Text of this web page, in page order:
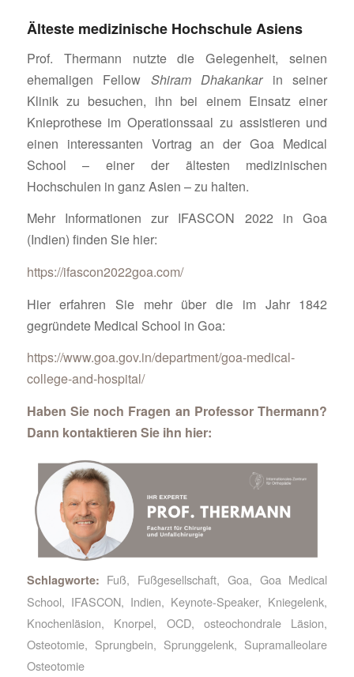
Älteste medizinische Hochschule Asiens
Prof. Thermann nutzte die Gelegenheit, seinen
ehemaligen Fellow Shiram Dhakankarin seiner
Klinik zu besuchen, ihn bei einem Einsatz einer
Knieprothese im Operationssaal zu assistieren und
einen interessanten Vortrag an der Goa Medical
School – einer der ältesten medizinischen
Hochschulen in ganz Asien – zu halten.
Mehr Informationen zur IFASCON 2022 in Goa
(Indien) finden Sie hier:
https://ifascon2022goa.com/
Hier erfahren Sie mehr über die im Jahr 1842
gegründete Medical School in Goa:
https://www.goa.gov.in/department/goa-medical-
college-and-hospital/
Haben Sie noch Fragen an Professor Thermann?
Dann kontaktieren Sie ihn hier:
Schlagworte: Fuß, Fußgesellschaft, Goa, Goa Medical
School, IFASCON, Indien, Keynote-Speaker, Kniegelenk,
Knochenläsion, Knorpel, OCD, osteochondrale Läsion,
Osteotomie, Sprungbein, Sprunggelenk, Supramalleolare
Osteotomie